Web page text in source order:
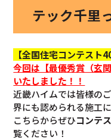
テック千里
【全国住宅コンテスト
今回は【最優秀賞（玄
いたしました！！
近畿ハイムでは皆様の
界にも認められる施工
こちらからぜひコンテ
覧ください！